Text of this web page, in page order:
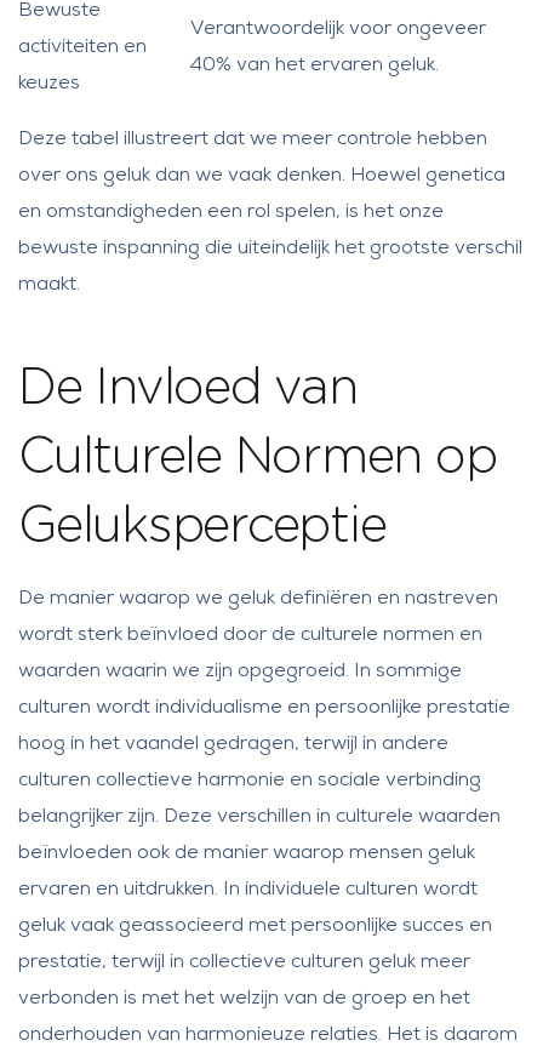
Bewuste
activiteiten en
keuzes
Verantwoordelijk voor ongeveer
40% van het ervaren geluk.
Deze tabel illustreert dat we meer controle hebben
over ons geluk dan we vaak denken. Hoewel genetica
en omstandigheden een rol spelen, is het onze
bewuste inspanning die uiteindelijk het grootste verschil
maakt.
De Invloed van
Culturele Normen op
Geluksperceptie
De manier waarop we geluk definiëren en nastreven
wordt sterk beïnvloed door de culturele normen en
waarden waarin we zijn opgegroeid. In sommige
culturen wordt individualisme en persoonlijke prestatie
hoog in het vaandel gedragen, terwijl in andere
culturen collectieve harmonie en sociale verbinding
belangrijker zijn. Deze verschillen in culturele waarden
beïnvloeden ook de manier waarop mensen geluk
ervaren en uitdrukken. In individuele culturen wordt
geluk vaak geassocieerd met persoonlijke succes en
prestatie, terwijl in collectieve culturen geluk meer
verbonden is met het welzijn van de groep en het
onderhouden van harmonieuze relaties. Het is daarom